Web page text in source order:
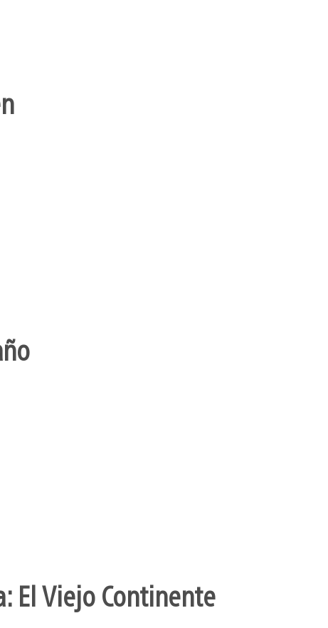
El Viejo Continente